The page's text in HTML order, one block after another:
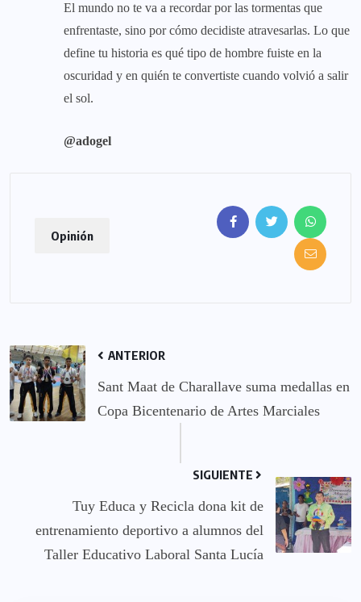
El mundo no te va a recordar por las tormentas que
enfrentaste, sino por cómo decidiste atravesarlas. Lo que
define tu historia es qué tipo de hombre fuiste en la
oscuridad y en quién te convertiste cuando volvió a salir
el sol.
@adogel
Opinión
ANTERIOR
Sant Maat de Charallave suma medallas en
Copa Bicentenario de Artes Marciales
SIGUIENTE
Tuy Educa y Recicla dona kit de
entrenamiento deportivo a alumnos del
Taller Educativo Laboral Santa Lucía